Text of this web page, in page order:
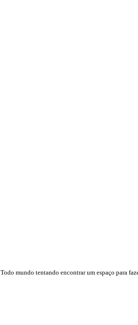
Todo mundo tentando encontrar um espaço para